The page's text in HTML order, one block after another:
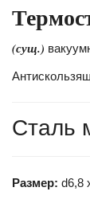
(сущ.)
Сталь
Размер: d6,8